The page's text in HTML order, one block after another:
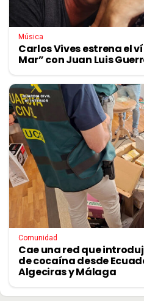
Música
Carlos Vives estrena el
Mar” con Juan Luis
Comunidad
Cae una red que
de cocaína desde
Algeciras y Málaga